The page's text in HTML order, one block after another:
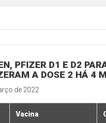
PFIZER D1 E D2
A DOSE 2 HÁ 4
de 2022
Vacina